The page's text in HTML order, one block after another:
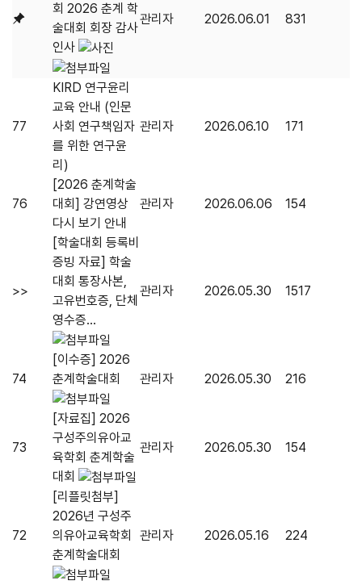
회 2026 춘계 학
술대회 회장 감사
인사
관리자 2026.06.01 831
77
KIRD 연구윤리
교육 안내 (인문
사회 연구책임자
를 위한 연구윤
리)
관리자 2026.06.10 171
76
[2026 춘계학술
대회] 강연영상
다시 보기 안내
관리자 2026.06.06 154
>>
[학술대회 등록비
증빙 자료] 학술
대회 통장사본,
고유번호증, 단체
영수증...
관리자 2026.05.30 1517
74
[이수증] 2026
춘계학술대회
관리자 2026.05.30 216
73
[자료집] 2026
구성주의유아교
육학회 춘계학술
대회
관리자 2026.05.30 154
72
[리플릿첨부]
2026년 구성주
의유아교육학회
춘계학술대회
관리자 2026.05.16 224